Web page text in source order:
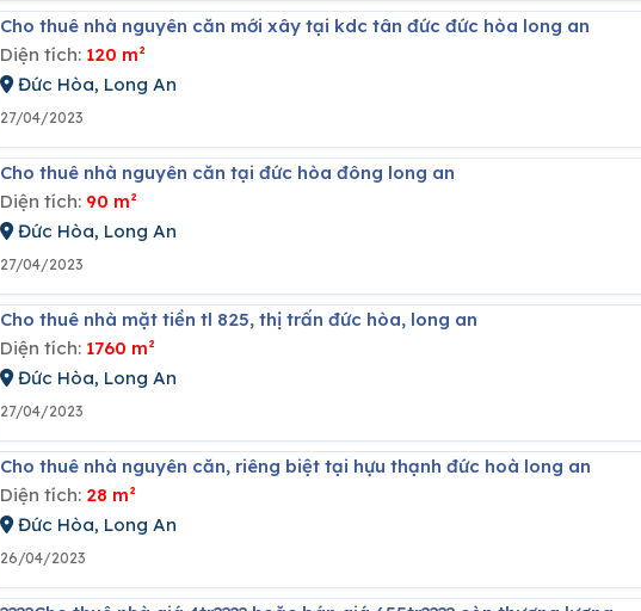
Cho thuê nhà nguyên căn mới xây tại kdc tân đức đức hòa long an
Diện tích: 120 m²
Đức Hòa, Long An
27/04/2023
Cho thuê nhà nguyên căn tại đức hòa đông long an
Diện tích: 90 m²
Đức Hòa, Long An
27/04/2023
Cho thuê nhà mặt tiền tl 825, thị trấn đức hòa, long an
Diện tích: 1760 m²
Đức Hòa, Long An
27/04/2023
Cho thuê nhà nguyên căn, riêng biệt tại hựu thạnh đức hoà long an
Diện tích: 28 m²
Đức Hòa, Long An
26/04/2023